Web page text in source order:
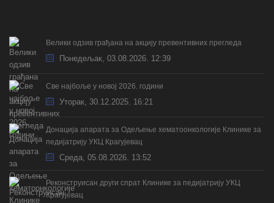
Велики одзив грађана на акцију превентивних прегледа
Понедељак, 03.08.2026. 12:39
Све најбоље у новој 2026. години
Уторак, 30.12.2025. 16:21
Донација апарата за Одељење хематоонкологије Клинике за
педијатрију УКЦ Крагујевац
Cреда, 05.08.2026. 13:52
Реконструисан други спрат Клинике за педијатрију УКЦ
Крагујевац